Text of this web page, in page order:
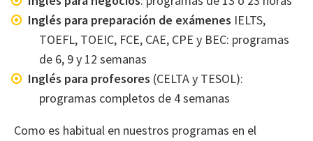
Inglés para preparación de exámenes IELTS,
TOEFL, TOEIC, FCE, CAE, CPE y BEC: programas
de 6, 9 y 12 semanas
Inglés para profesores (CELTA y TESOL):
programas completos de 4 semanas
Como es habitual en nuestros programas en el